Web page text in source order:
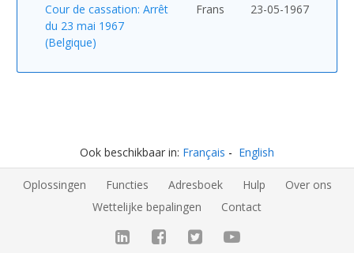
Cour de cassation: Arrêt
du 23 mai 1967
(Belgique)
Frans 23-05-1967
Ook beschikbaar in: Français English
Oplossingen Functies Adresboek Hulp
Over ons
Wettelijke bepalingen
Contact